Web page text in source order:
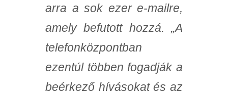
arra a sok ezer e-mailre,
amely befutott hozzá. „A
telefonközpontban
ezentúl többen fogadják a
beérkező hívásokat és az